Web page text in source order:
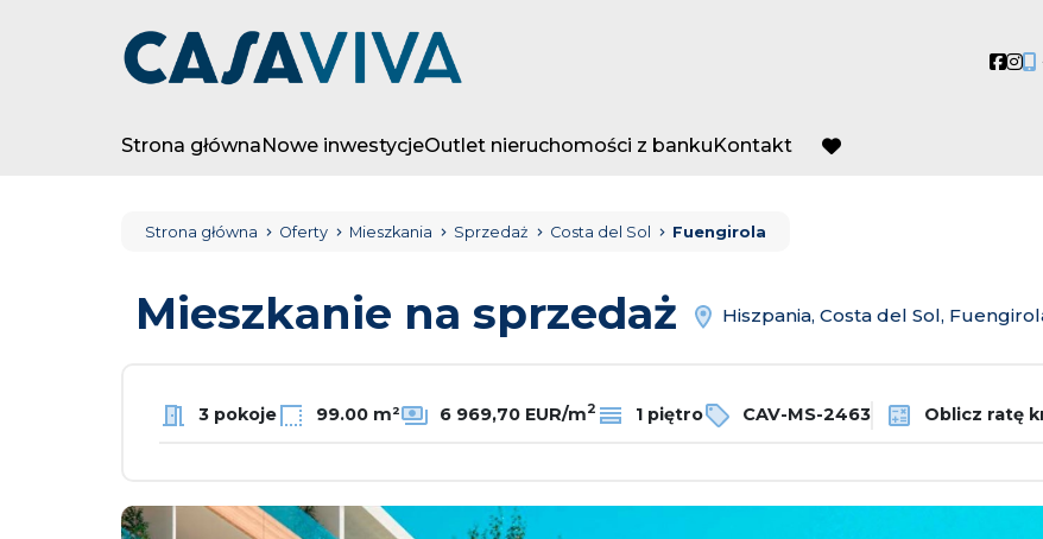
Strona głównaNowe inwestycjeOutlet nieruchomości z bankuKontakt
favorite
Strona główna Oferty Mieszkania Sprzedaż Costa del Sol Fuengirola
Mieszkanie na sprzedaż Hiszpania, Costa del Sol,
3 pokoje 99.00 m² 6 969,70 EUR/m2 1 piętro CAV-MS-2463 Oblicz ratę